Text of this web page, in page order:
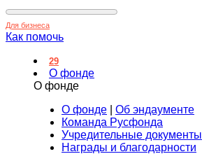
Для бизнеса
Как помочь
29
О фонде
О фонде
О фонде
Об эндаументе
Команда Русфонда
Учредительные документы
Награды и благодарности